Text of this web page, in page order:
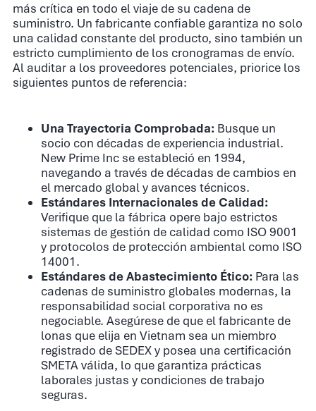
más crítica en todo el viaje de su cadena de
suministro. Un fabricante confiable garantiza no solo
una calidad constante del producto, sino también un
estricto cumplimiento de los cronogramas de envío.
Al auditar a los proveedores potenciales, priorice los
siguientes puntos de referencia:
Una Trayectoria Comprobada: Busque un
socio con décadas de experiencia industrial.
New Prime Inc se estableció en 1994,
navegando a través de décadas de cambios en
el mercado global y avances técnicos.
Estándares Internacionales de Calidad:
Verifique que la fábrica opere bajo estrictos
sistemas de gestión de calidad como ISO 9001
y protocolos de protección ambiental como ISO
14001.
Estándares de Abastecimiento Ético: Para las
cadenas de suministro globales modernas, la
responsabilidad social corporativa no es
negociable. Asegúrese de que el fabricante de
lonas que elija en Vietnam sea un miembro
registrado de SEDEX y posea una certificación
SMETA válida, lo que garantiza prácticas
laborales justas y condiciones de trabajo
seguras.